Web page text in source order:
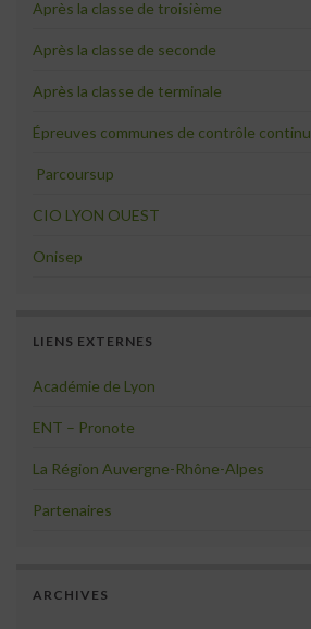
Après la classe de troisième
Après la classe de seconde
Après la classe de terminale
Épreuves communes de contrôle continu
Parcoursup
CIO LYON OUEST
Onisep
LIENS EXTERNES
Académie de Lyon
ENT – Pronote
La Région Auvergne-Rhône-Alpes
Partenaires
ARCHIVES